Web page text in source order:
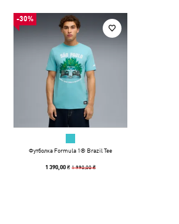
-30%
Футболка Formula 1® Brazil Tee
1 390,00 ₴1 990,00 ₴